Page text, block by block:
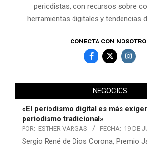
periodistas, con recursos sobre
herramientas digitales y tendencias
CONECTA CON
NEGOCIOS
«El periodismo digital es más
periodismo tradicional»
POR: ESTHER VARGAS FECHA: 19 DE
Sergio René de Dios Corona, Premio